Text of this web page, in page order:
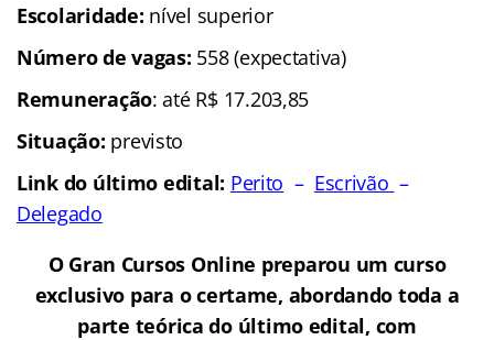
Escolaridade: nível superior
Número de vagas: 558 (expectativa)
Remuneração: até R$ 17.203,85
Situação: previsto
Link do último edital: Perito – Escrivão –
Delegado
O Gran Cursos Online preparou um curso
exclusivo para o certame, abordando toda a
parte teórica do último edital, com